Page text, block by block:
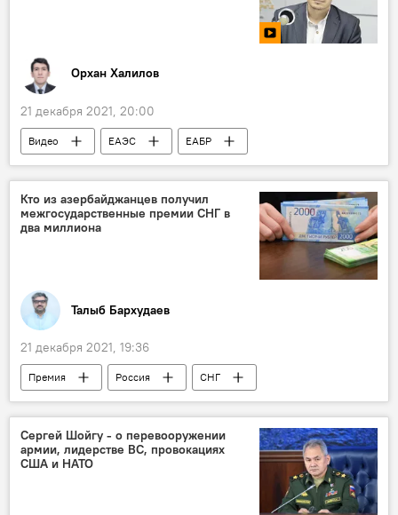
Орхан Халилов
21 декабря 2021, 20:00
Видео ЕАЭС
ЕАБР
рынок сбыта
Азербайджан
Кто из азербайджанцев получил
межгосударственные премии СНГ в
два миллиона
Талыб Бархудаев
21 декабря 2021, 19:36
Премия Россия
СНГ
Азербайджанец
Сергей Шойгу - о перевооружении
армии, лидерстве ВС, провокациях
США и НАТО